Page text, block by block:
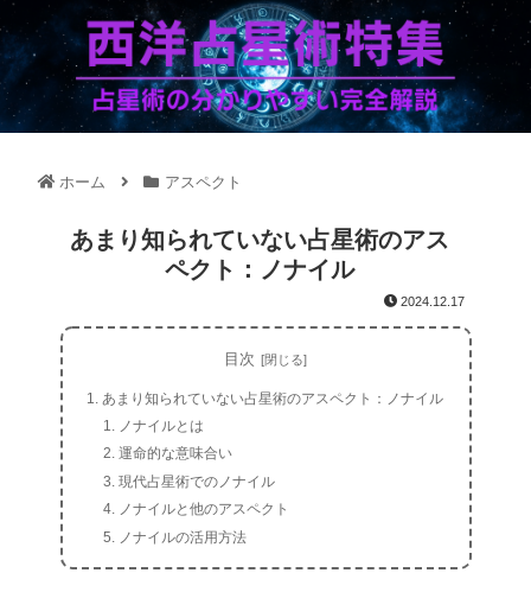
ホーム アスペクト
あまり知られていない占星術のアス
ペクト：ノナイル
2024.12.17
目次
あまり知られていない占星術のアスペクト：ノナイル
ノナイルとは
運命的な意味合い
現代占星術でのノナイル
ノナイルと他のアスペクト
ノナイルの活用方法